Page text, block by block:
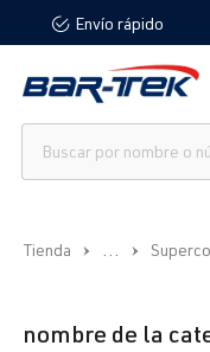
principalEnvío rápido
Tienda ...
nombre de la